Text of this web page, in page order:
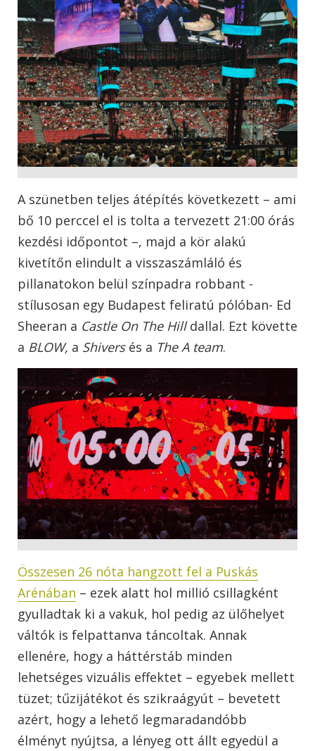
A szünetben teljes átépítés következett – ami
bő 10 perccel el is tolta a tervezett 21:00 órás
kezdési időpontot –, majd a kör alakú
kivetítőn elindult a visszaszámláló és
pillanatokon belül színpadra robbant -
stílusosan egy Budapest feliratú pólóban- Ed
Sheeran a Castle On The Hilldallal. Ezt követte
a BLOW, a Shiversés a The A team.
Összesen 26 nóta hangzott fel a Puskás
Arénában – ezek alatt hol millió csillagként
gyulladtak ki a vakuk, hol pedig az ülőhelyet
váltók is felpattanva táncoltak. Annak
ellenére, hogy a háttérstáb minden
lehetséges vizuális effektet – egyebek mellett
tüzet; tűzijátékot és szikraágyút – bevetett
azért, hogy a lehető legmaradandóbb
élményt nyújtsa, a lényeg ott állt egyedül a